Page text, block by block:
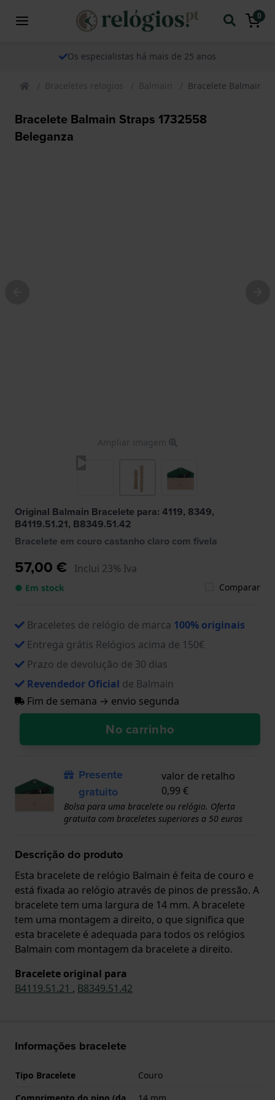
0
Os especialistas há mais de 25 anos
Braceletes relogios Balmain Bracelete Balmain
Bracelete Balmain Straps 1732558
Beleganza
Ampliar imagem
Original Balmain Bracelete para: 4119, 8349,
B4119.51.21, B8349.51.42
Bracelete em couro castanho claro com fivela
57,00 € Inclui 23% Iva
● Em stock Comparar
Braceletes de relógio de marca 100% originais
Entrega grátis Relógios acima de 150€
Prazo de devolução de 30 dias
Revendedor Oficial de Balmain
Fim de semana → envio segunda
No carrinho
Presente
gratuito
valor de retalho
0,99 €
Bolsa para uma bracelete ou relógio. Oferta
gratuita com braceletes superiores a 50 euros
Descrição do produto
Esta bracelete de relógio Balmain é feita de couro e
está fixada ao relógio através de pinos de pressão. A
bracelete tem uma largura de 14 mm. A bracelete
tem uma montagem a direito, o que significa que
esta bracelete é adequada para todos os relógios
Balmain com montagem da bracelete a direito.
Bracelete original para
B4119.51.21 , B8349.51.42
Informações bracelete
Tipo Bracelete
Couro